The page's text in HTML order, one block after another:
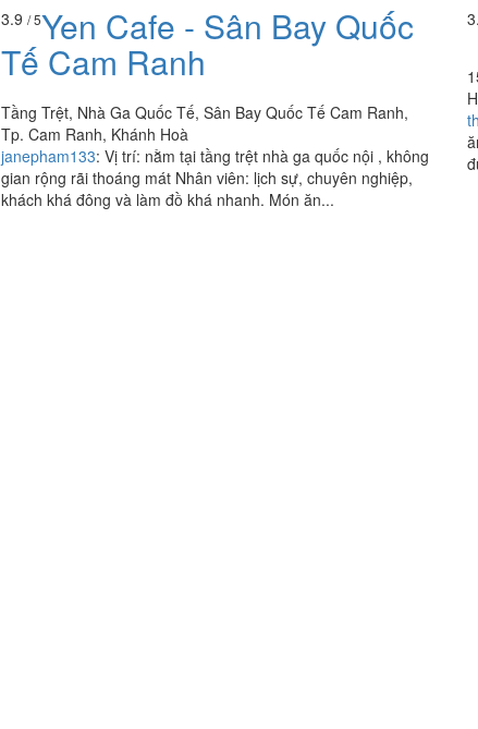
3.9 / 5Yen Cafe - Sân Bay Quốc
Tế Cam Ranh
Tầng Trệt, Nhà Ga Quốc Tế, Sân Bay Quốc Tế Cam Ranh,
Tp. Cam Ranh, Khánh Hoà
janepham133: Vị trí: nằm tại tầng trệt nhà ga quốc nội , không
gian rộng rãi thoáng mát Nhân viên: lịch sự, chuyên nghiệp,
khách khá đông và làm đồ khá nhanh. Món ăn...